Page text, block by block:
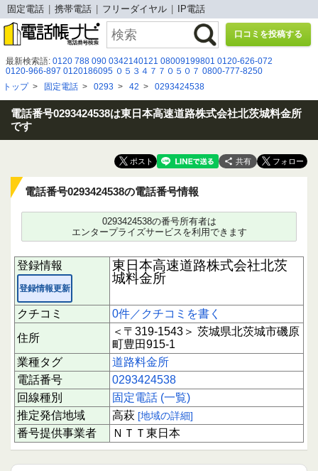
固定電話 携帯電話 フリーダイヤル IP電話
口コミを投稿する
最新検索語: 0120 788 090 0342140121 08009199801 0120-626-072
0120-966-897 0120186095 ０５３４７７０５０７ 0800-777-8250
0728480002
05031207874
05057997794 05034940902 0120-429-313 08005009856
0120926483 0677770936 ０３６６２８２７００ 0120-197-319 08003335512
0120505879 08007770934
トップ> 固定電話 > 0293 > 42 > 0293424538
電話番号0293424538は東日本高速道路株式会社北茨城料金所
です
共有
電話番号0293424538の電話番号情報
0293424538の番号所有者は
エンタープライズサービスを利用できます
登録情報
登録情報更新
東日本高速道路株式会社北茨
城料金所
クチコミ
0件／クチコミを書く
住所
＜〒319-1543＞ 茨城県北茨城市磯原
町豊田915-1
業種タグ
道路料金所
電話番号
0293424538
回線種別
固定電話 (一覧)
推定発信地域
高萩 [地域の詳細]
番号提供事業者 ＮＴＴ東日本